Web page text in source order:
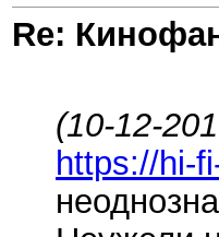
Re:
(10-12-
https://hi-